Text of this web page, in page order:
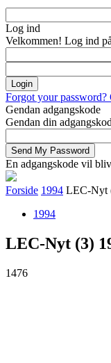
Log ind
Velkommen! Log ind
Forgot your password?
Gendan adgangskode
Gendan din
En adgangskode vil
Forside 1994 LEC-Nyt
1994
LEC-Nyt (3)
1476